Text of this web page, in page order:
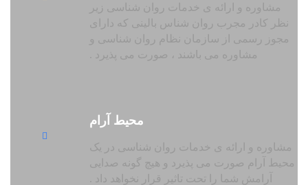
مشاوره و ارائه ی خدمات روان شناسی زیر
نظر کادر مجرب روان شناس بالینی که دارای
مجوز رسمی از سازمان نظام روان شناسی و
مشاوره می باشند ، صورت می پذیرد .
محیط آرام
مشاوره و ارائه ی خدمات روان شناسی در یک
محیط آرام صورت می پذیرد و هیچ گونه صدایی
آرامش شما را تحت تاثیر قرار نخواهد داد .